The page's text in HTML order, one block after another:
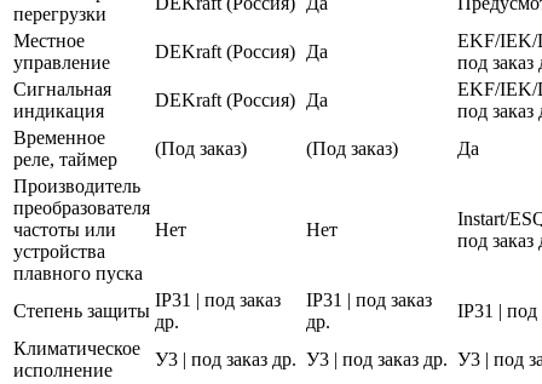
перегрузки
Местное
управление
DEKraft (Россия) Да
EKF/IEK/
под заказ
Сигнальная
индикация
DEKraft (Россия) Да
EKF/IEK/
под заказ
Временное
реле, таймер
(Под заказ) (Под заказ)
Да
Производитель
преобразователя
частоты или
устройства
плавного пуска
Нет Нет
Instart/
под заказ
Степень защиты
IP31 | под заказ
др.
IP31 | под заказ
др.
IP31 | под
Климатическое
исполнение
У3 | под заказ др. У3 | под заказ др. У3 | под